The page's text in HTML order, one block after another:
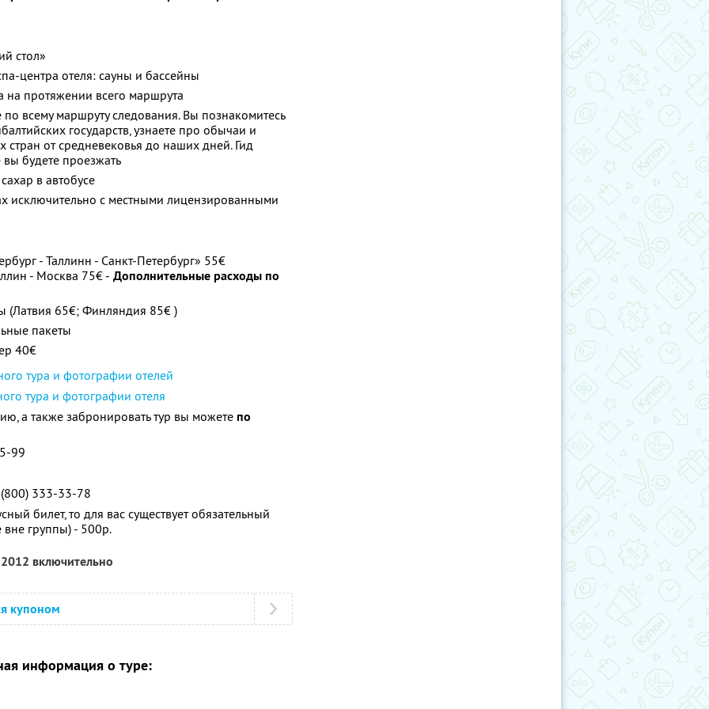
стол»
центра отеля: сауны и бассейны
на протяжении всего маршрута
всему маршруту следования. Вы познакомитесь
государств, узнаете про обычаи и
от средневековья до наших дней. Гид
будете проезжать
в автобусе
исключительно с местными лицензированными
- Таллинн - Санкт-Петербург» 55€
- Москва 75€ - Дополнительные расходы по
(Латвия 65€; Финляндия 85€ )
пакеты
40€
тура и фотографии отелей
тура и фотографии отеля
а также забронировать тур вы можете по
99
333-33-78
билет, то для вас существует обязательный
группы) - 500р.
включительно
купоном
информация о туре: